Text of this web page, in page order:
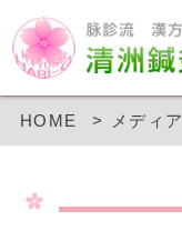
HOME メディア